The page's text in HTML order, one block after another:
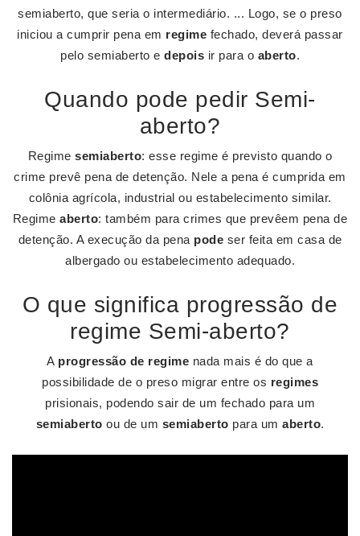
semiaberto, que seria o intermediário. ... Logo, se o preso
iniciou a cumprir pena em regime fechado, deverá passar
pelo semiaberto e depois ir para o aberto.
Quando pode pedir Semi-
aberto?
Regime semiaberto: esse regime é previsto quando o
crime prevê pena de detenção. Nele a pena é cumprida em
colônia agrícola, industrial ou estabelecimento similar.
Regimeaberto: também para crimes que prevêem pena de
detenção. A execução da pena pode ser feita em casa de
albergado ou estabelecimento adequado.
O que significa progressão de
regime Semi-aberto?
A progressão de regime nada mais é do que a
possibilidade de o preso migrar entre os regimes
prisionais, podendo sair de um fechado para um
semiaberto ou de um semiaberto para um aberto.